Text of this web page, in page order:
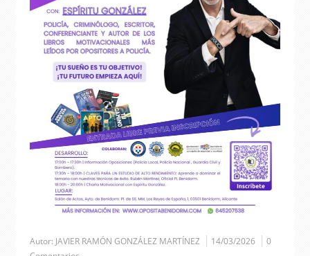
Autor: JAVIER RAMÓN GONZÁLEZ MARTÍNEZ 14/03/2026
0